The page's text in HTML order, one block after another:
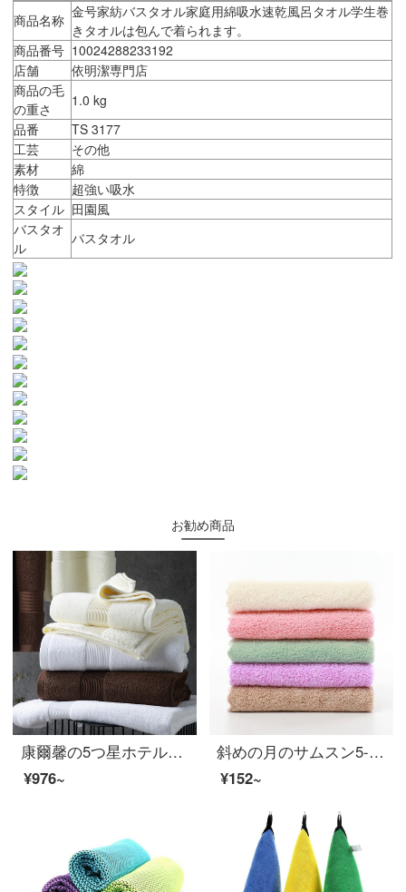
商品名称 金号家紡バスタオル家庭用綿吸水速乾風呂タオル学生巻
きタオルは包んで着られます。
商品番号 10024288233192
店舗
依明潔専門店
商品の毛
の重さ
1.0 kg
品番
TS 3177
工芸
その他
素材
綿
特徴
超強い吸水
スタイル 田園風
バスタオ
ル
バスタオル
お勧め商品
康爾馨の5つ星ホテルのバスタオルの純綿は厚くて、男女の通用するクリームの黄180*80 cmを吸水します。
¥976~
斜めの月のサムスン5-20条はサンゴの绒の赤ちゃんのよだれタオルの多機能の炊事場の食器洗いのタオルの小さいタオルを詰めます。
¥152~